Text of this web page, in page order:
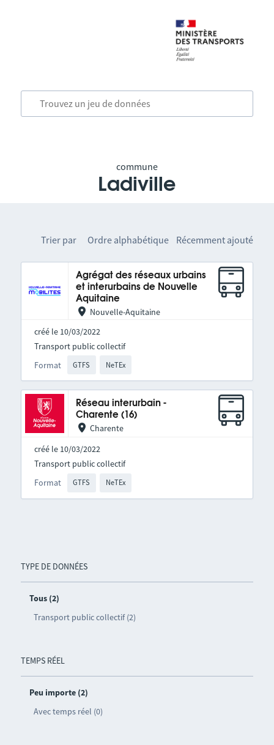
commune
Ladiville
TYPE DE DONNÉES
Tous (2)
Transport public collectif (2)
TEMPS RÉEL
Peu importe (2)
Avec temps réel (0)
Trier par Ordre alphabétique Récemment ajouté
Agrégat des réseaux urbains
et interurbains de Nouvelle
Aquitaine
Nouvelle-Aquitaine
créé le 10/03/2022
Format GTFS NeTEx
Transport public collectif
Réseau interurbain -
Charente (16)
Charente
créé le 10/03/2022
Format GTFS NeTEx
Transport public collectif